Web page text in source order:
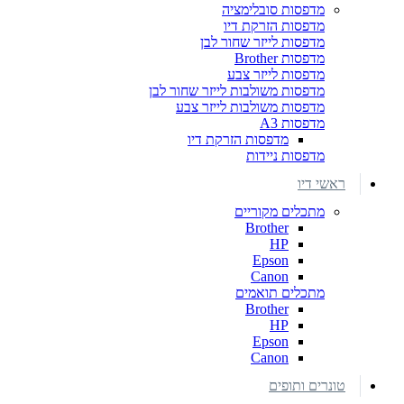
מדפסות סובלימציה
מדפסות הזרקת דיו
מדפסות לייזר שחור לבן
מדפסות Brother
מדפסות לייזר צבע
מדפסות משולבות לייזר שחור לבן
מדפסות משולבות לייזר צבע
מדפסות A3
מדפסות הזרקת דיו
מדפסות ניידות
ראשי דיו
מתכלים מקוריים
Brother
HP
Epson
Canon
מתכלים תואמים
Brother
HP
Epson
Canon
טונרים ותופים